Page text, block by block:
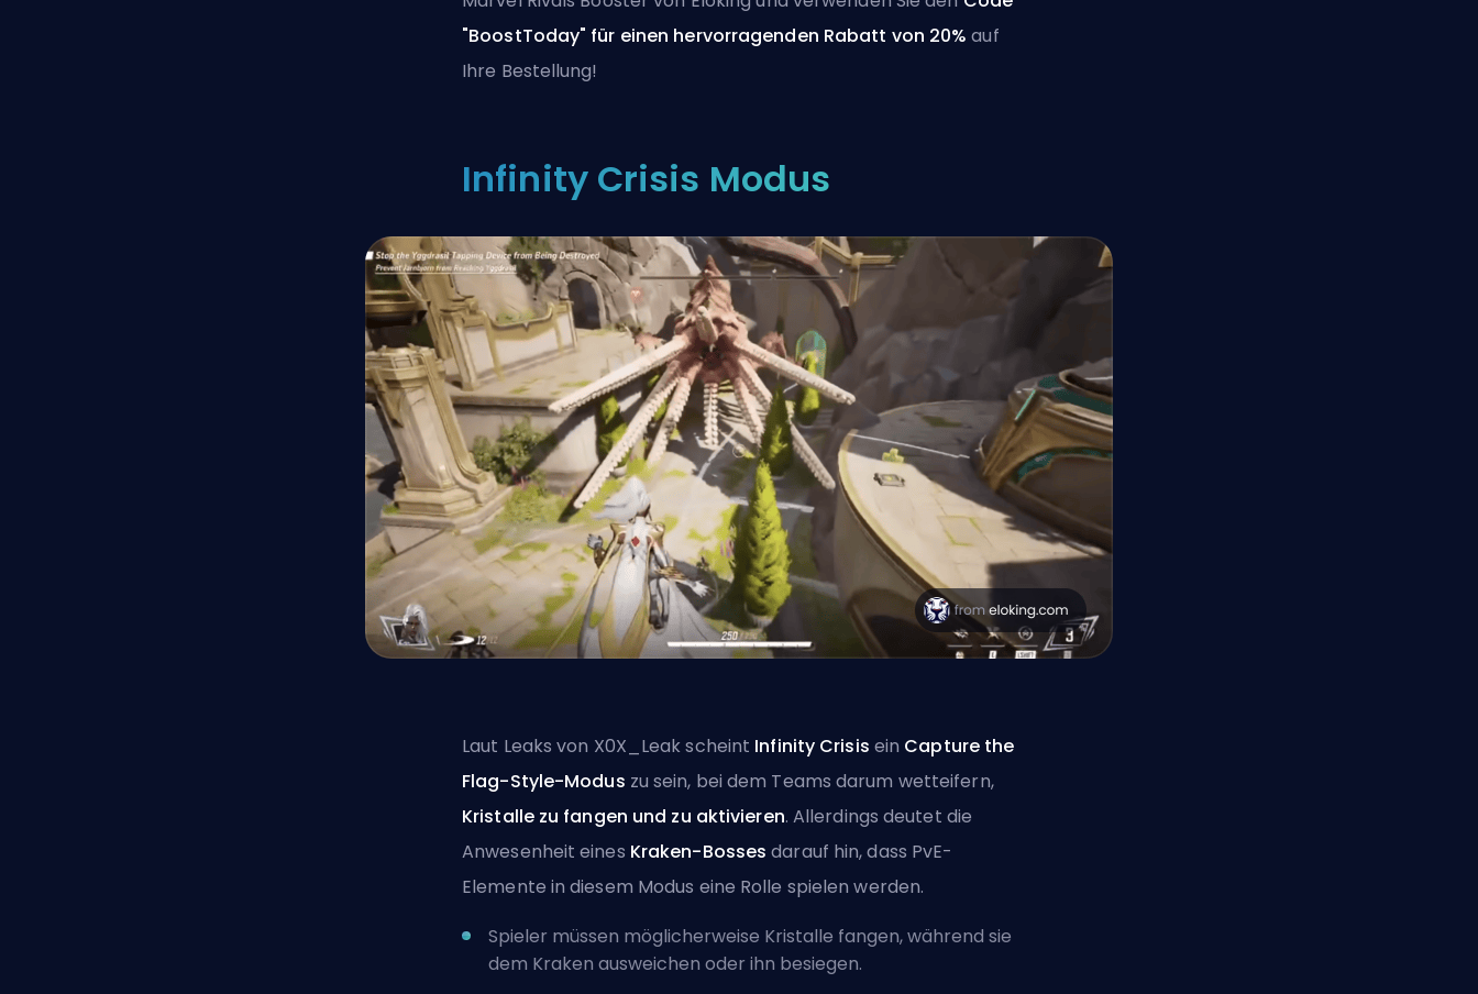
"BoostToday" für einen hervorragenden Rabatt von 20% auf
Ihre Bestellung!
Infinity Crisis Modus
Laut Leaks von X0X_Leakscheint Infinity Crisis ein Capture the
Flag-Style-Modus zu sein, bei dem Teams darum wetteifern,
Kristalle zu fangen und zu aktivieren. Allerdings deutet die
Anwesenheit eines Kraken-Bosses darauf hin, dass PvE-
Elemente in diesem Modus eine Rolle spielen werden.
Spieler müssen möglicherweise Kristalle fangen, während sie
dem Kraken ausweichen oder ihn besiegen.